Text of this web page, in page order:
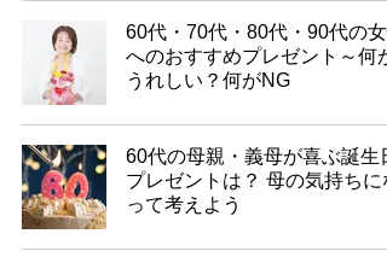
60代・70代・80代・90代の女
へのおすすめプレゼント～何が
うれしい？何がNG
60代の母親・義母が喜ぶ誕生
プレゼントは？ 母の気持ちに
って考えよう